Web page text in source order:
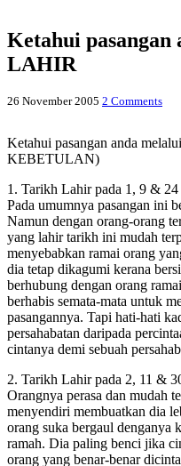
Ketahui
LAHIR
26 November 2005 2 Comments
Ketahui pasangan anda
KEBETULAN)
1. Tarikh Lahir pada 1, 9 & 24
Pada umumnya pasangan ini
Namun dengan orang-orang
yang lahir tarikh ini mudah
menyebabkan ramai orang
dia tetap dikagumi kerana
berhubung dengan orang
berhabis semata-mata untuk
pasangannya. Tapi hati-hati
persahabatan daripada
cintanya demi sebuah
2. Tarikh Lahir pada 2, 11 &
Orangnya perasa dan mudah
menyendiri membuatkan dia
orang suka bergaul denganya
ramah. Dia paling benci jika
orang yang benar-benar